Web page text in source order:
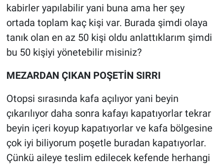
kabirler yapılabilir yani buna ama her şey
ortada toplam kaç kişi var. Burada şimdi olaya
tanık olan en az 50 kişi oldu anlattıklarım şimdi
bu 50 kişiyi yönetebilir misiniz?
MEZARDAN ÇIKAN POŞETİN SIRRI
Otopsi sırasında kafa açılıyor yani beyin
çıkarılıyor daha sonra kafayı kapatıyorlar tekrar
beyin içeri koyup kapatıyorlar ve kafa bölgesine
çok iyi biliyorum poşetle buradan kapatıyorlar.
Çünkü aileye teslim edilecek kefende herhangi